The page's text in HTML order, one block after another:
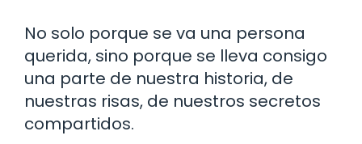
No solo porque se va una persona
querida, sino porque se lleva consigo
una parte de nuestra historia, de
nuestras risas, de nuestros secretos
compartidos.